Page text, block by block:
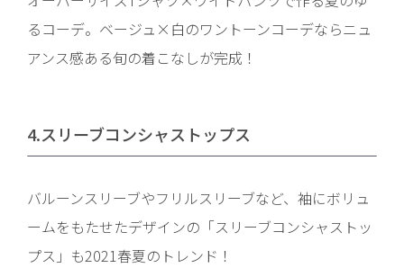
るコーデ。ベージュ×白のワントーンコーデならニュ
アンス感ある旬の着こなしが完成！
4.スリーブコンシャストップス
バルーンスリーブやフリルスリーブなど、袖にボリュ
ームをもたせたデザインの「スリーブコンシャストッ
プス」も2021春夏のトレンド！